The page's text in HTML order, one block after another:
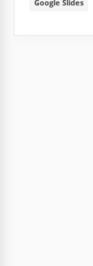
Google Slides